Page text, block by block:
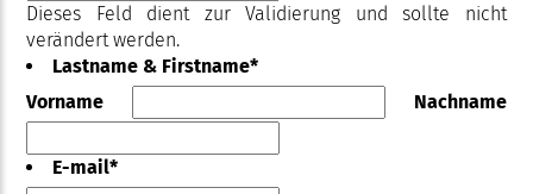
Dieses Feld dient zur Validierung und sollte nicht
verändert werden.
Lastname & Firstname*
Vorname
Nachname
E-mail*